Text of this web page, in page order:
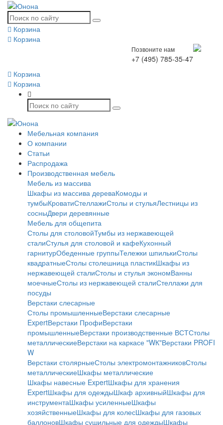
Корзина
Корзина
Позвоните нам
+7 (495) 785-35-47
Корзина
Корзина
Мебельная компания
О компании
Статьи
Распродажа
Производственная мебель
Мебель из массива
Шкафы из массива дереваКомоды и
тумбыКроватиСтеллажиСтолы и стульяЛестницы из
сосныДвери деревянные
Мебель для общепита
Столы для столовойТумбы из нержавеющей
сталиСтулья для столовой и кафеКухонный
гарнитурОбеденные группыТележки шпилькиСтолы
квадратныеСтолы столешница пластикШкафы из
нержавеющей сталиСтолы и стулья экономВанны
моечныеСтолы из нержавеющей сталиСтеллажи для
посуды
Верстаки слесарные
Столы промышленныеВерстаки слесарные
ExpertВерстаки ПрофиВерстаки
промышленныеВерстаки производственные ВСТСтолы
металлическиеВерстаки на каркасе "WК"Верстаки PROFI
W
Верстаки столярныеСтолы электромонтажниковСтолы
металлическиеШкафы металлические
Шкафы навесные ExpertШкафы для хранения
ExpertШкафы для одеждыШкаф архивныйШкафы для
инструментаШкафы усиленныеШкафы
хозяйственныеШкафы для колесШкафы для газовых
баллоновШкафы сушильные для одеждыШкафы